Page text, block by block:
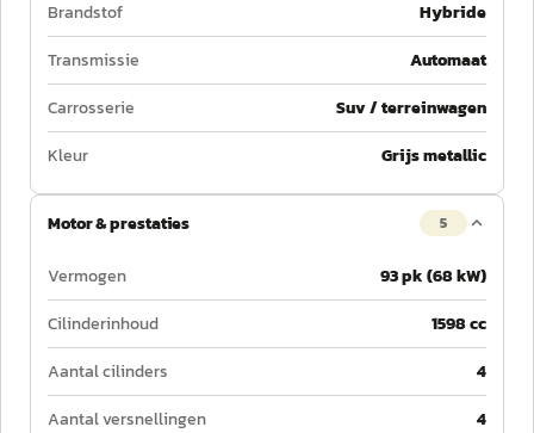
Brandstof
Hybride
Transmissie
Automaat
Carrosserie
Suv / terreinwagen
Kleur
Grijs metallic
Motor & prestaties 5
Vermogen
93 pk (68 kW)
Cilinderinhoud
1598 cc
Aantal cilinders
4
Aantal versnellingen
4